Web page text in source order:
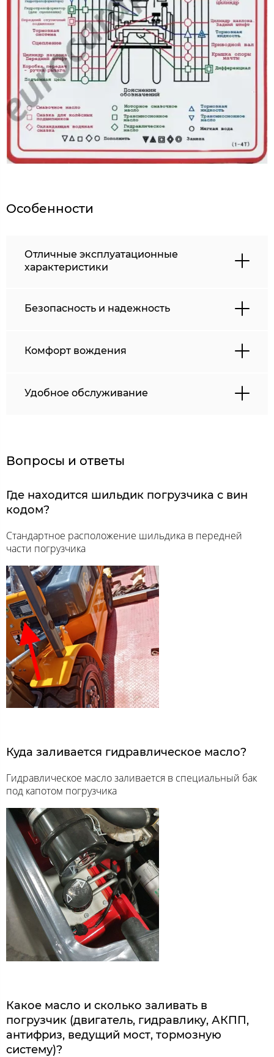
Особенности
Отличные эксплуатационные
характеристики
Безопасность и надежность
Комфорт вождения
Удобное обслуживание
Вопросы и ответы
Где находится шильдик погрузчика с вин
кодом?
Стандартное расположение шильдика в передней
части погрузчика
Куда заливается гидравлическое масло?
Гидравлическое масло заливается в специальный бак
под капотом погрузчика
Какое масло и сколько заливать в
погрузчик (двигатель, гидравлику, АКПП,
антифриз, ведущий мост, тормозную
систему)?